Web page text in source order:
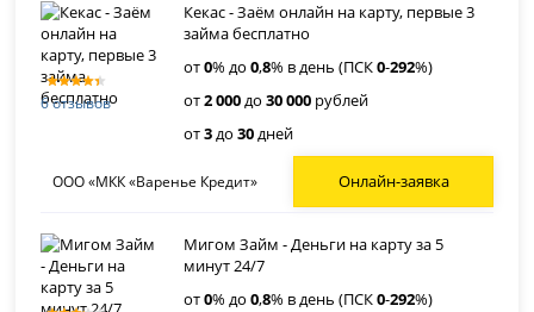
6 отзывов
Кекас - Заём онлайн на карту, первые 3
займа бесплатно
от0% до0,8% в день (ПСК0-292%)
от2 000до30 000 рублей
от3до30дней
ООО «МКК «Варенье Кредит» Онлайн-заявка
Мигом Займ - Деньги на карту за 5
минут 24/7
от0% до0,8% в день (ПСК0-292%)